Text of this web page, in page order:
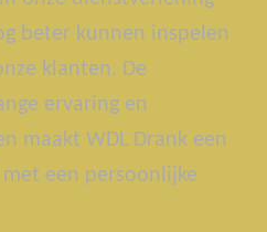
beter kunnen inspelen
klanten. De
ervaring en
maakt WDL Drank een
een persoonlijke